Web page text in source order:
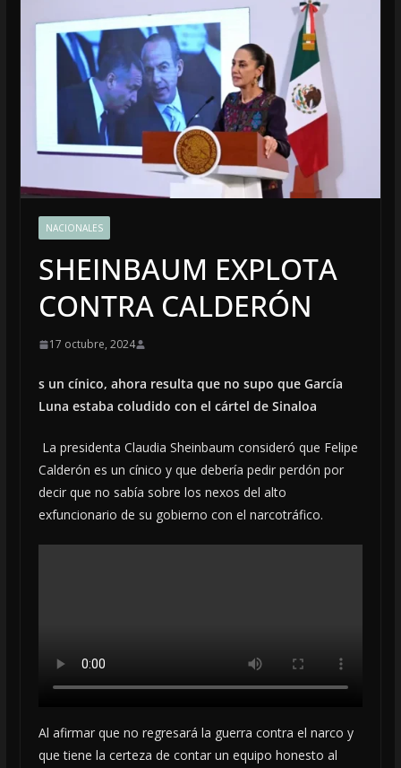
NACIONALES
SHEINBAUM EXPLOTA
CONTRA CALDERÓN
17 octubre, 2024
s un cínico, ahora resulta que no supo que García
Luna estaba coludido con el cártel de Sinaloa
La presidenta Claudia Sheinbaum consideró que Felipe
Calderón es un cínico y que debería pedir perdón por
decir que no sabía sobre los nexos del alto
exfuncionario de su gobierno con el narcotráfico.
Al afirmar que no regresará la guerra contra el narco y
que tiene la certeza de contar un equipo honesto al